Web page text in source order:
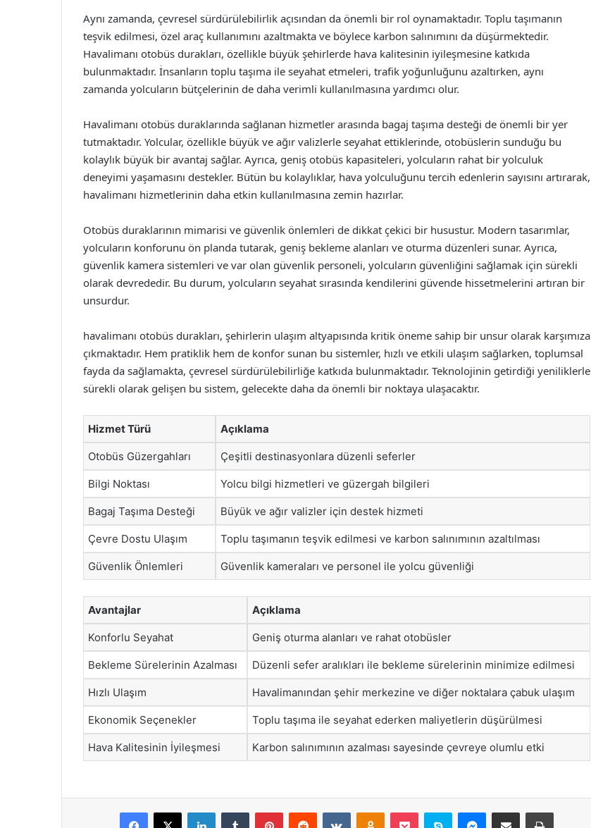
Aynı zamanda, çevresel sürdürülebilirlik açısından da önemli bir rol oynamaktadır. Toplu taşımanın
teşvik edilmesi, özel araç kullanımını azaltmakta ve böylece karbon salınımını da düşürmektedir.
Havalimanı otobüs durakları, özellikle büyük şehirlerde hava kalitesinin iyileşmesine katkıda
bulunmaktadır. İnsanların toplu taşıma ile seyahat etmeleri, trafik yoğunluğunu azaltırken, aynı
zamanda yolcuların bütçelerinin de daha verimli kullanılmasına yardımcı olur.
Havalimanı otobüs duraklarında sağlanan hizmetler arasında bagaj taşıma desteği de önemli bir yer
tutmaktadır. Yolcular, özellikle büyük ve ağır valizlerle seyahat ettiklerinde, otobüslerin sunduğu bu
kolaylık büyük bir avantaj sağlar. Ayrıca, geniş otobüs kapasiteleri, yolcuların rahat bir yolculuk
deneyimi yaşamasını destekler. Bütün bu kolaylıklar, hava yolculuğunu tercih edenlerin sayısını artırarak,
havalimanı hizmetlerinin daha etkin kullanılmasına zemin hazırlar.
Otobüs duraklarının mimarisi ve güvenlik önlemleri de dikkat çekici bir husustur. Modern tasarımlar,
yolcuların konforunu ön planda tutarak, geniş bekleme alanları ve oturma düzenleri sunar. Ayrıca,
güvenlik kamera sistemleri ve var olan güvenlik personeli, yolcuların güvenliğini sağlamak için sürekli
olarak devrededir. Bu durum, yolcuların seyahat sırasında kendilerini güvende hissetmelerini artıran bir
unsurdur.
havalimanı otobüs durakları, şehirlerin ulaşım altyapısında kritik öneme sahip bir unsur olarak karşımıza
çıkmaktadır. Hem pratiklik hem de konfor sunan bu sistemler, hızlı ve etkili ulaşım sağlarken, toplumsal
fayda da sağlamakta, çevresel sürdürülebilirliğe katkıda bulunmaktadır. Teknolojinin getirdiği yeniliklerle
sürekli olarak gelişen bu sistem, gelecekte daha da önemli bir noktaya ulaşacaktır.
Hizmet Türü Açıklama
Otobüs Güzergahları Çeşitli destinasyonlara düzenli seferler
Bilgi Noktası Yolcu bilgi hizmetleri ve güzergah bilgileri
Bagaj Taşıma Desteği Büyük ve ağır valizler için destek hizmeti
Çevre Dostu Ulaşım Toplu taşımanın teşvik edilmesi ve karbon salınımının azaltılması
Güvenlik Önlemleri Güvenlik kameraları ve personel ile yolcu güvenliği
Avantajlar Açıklama
Konforlu Seyahat Geniş oturma alanları ve rahat otobüsler
Bekleme Sürelerinin Azalması Düzenli sefer aralıkları ile bekleme sürelerinin minimize edilmesi
Hızlı Ulaşım Havalimanından şehir merkezine ve diğer noktalara çabuk ulaşım
Ekonomik Seçenekler Toplu taşıma ile seyahat ederken maliyetlerin düşürülmesi
Hava Kalitesinin İyileşmesi Karbon salınımının azalması sayesinde çevreye olumlu etki
Facebook
X LinkedInTumblr PinterestReddit VKontakteOdnoklassniki
Pocket Skype Messenger
E-Posta ile paylaş Yazdır